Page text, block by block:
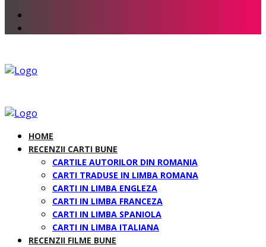
HOME
RECENZII CARTI BUNE
CARTILE AUTORILOR DIN ROMANIA
CARTI TRADUSE IN LIMBA ROMANA
CARTI IN LIMBA ENGLEZA
CARTI IN LIMBA FRANCEZA
CARTI IN LIMBA SPANIOLA
CARTI IN LIMBA ITALIANA
RECENZII FILME BUNE